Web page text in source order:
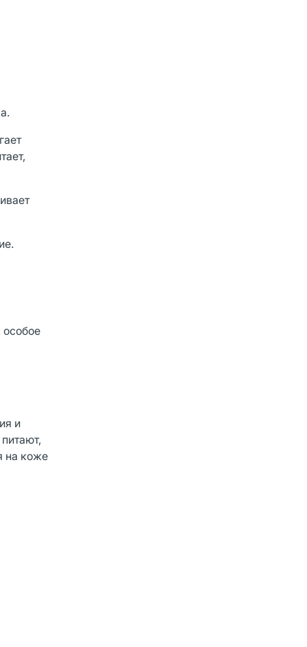
особое
и
на коже